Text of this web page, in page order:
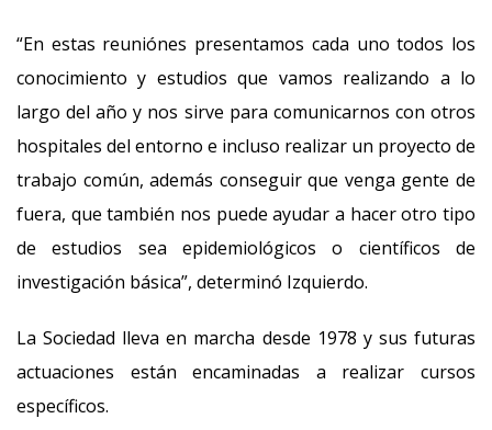
“En estas reuniónes presentamos cada uno todos los
conocimiento y estudios que vamos realizando a lo
largo del año y nos sirve para comunicarnos con otros
hospitales del entorno e incluso realizar un proyecto de
trabajo común, además conseguir que venga gente de
fuera, que también nos puede ayudar a hacer otro tipo
de estudios sea epidemiológicos o científicos de
investigación básica”, determinó Izquierdo.
La Sociedad lleva en marcha desde 1978 y sus futuras
actuaciones están encaminadas a realizar cursos
específicos.